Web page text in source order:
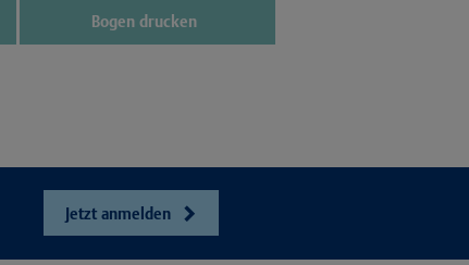
Bogen drucken
Jetzt anmelden